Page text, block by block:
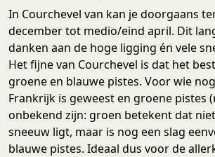
In Courchevel van kan je doorgaans
december tot medio/eind april. Dit
danken aan de hoge ligging én vele
Het fijne van Courchevel is dat het
groene en blauwe pistes. Voor wie
Frankrijk is geweest en groene pistes
onbekend zijn: groen betekent dat
sneeuw ligt, maar is nog een slag
blauwe pistes. Ideaal dus voor de